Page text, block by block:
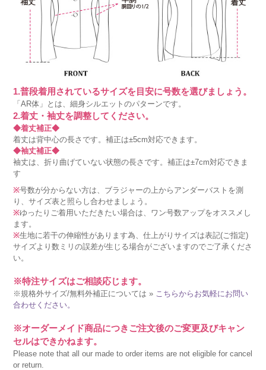
1.普段着用されているサイズを目安に号数を選びましょう。
「AR体」とは、細身シルエットのパターンです。
2.着丈・袖丈を調整してください。
◆着丈補正◆
着丈は背中心の長さです。補正は±5cm対応できます。
◆袖丈補正◆
袖丈は、折り曲げていない状態の長さです。補正は±7cm対応できま
す
※号数が分からない方は、ブラジャーの上からアンダーバストを測
り、サイズ表と照らし合わせましょう。
※ゆったりご着用いただきたい場合は、ワン号数アップをオススメし
ます。
※生地に若干の伸縮性があります為、仕上がりサイズは表記(ご指定)
サイズより数ミリの誤差が生じる場合がございますのでご了承くださ
い。
※特注サイズはご相談応じます。
※規格外サイズ/無料外補正については » こちらからお気軽にお問い
合わせください。
※オーダーメイド商品につきご注文後のご変更及びキャン
セルはできかねます。
Please note that all our made to order items are not eligible for cancel
or return.